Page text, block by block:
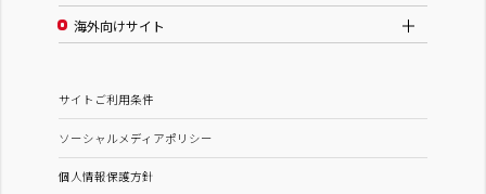
海外向けサイト
サイトご利用条件
ソーシャルメディアポリシー
個人情報保護方針